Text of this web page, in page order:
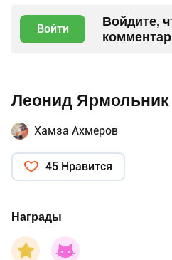
Войти
Войдите,
Леонид Ярмольник
Хамза Ахмеров
45 Нравится
Награды